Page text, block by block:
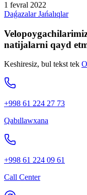
1 fevral 2022
DaǵazalarJańalıqlar
natijalarni qayd
Keshiresiz, bul tekst tek
+998 61 224 27 73
Qabıllawxana
+998 61 224 09 61
Call Center